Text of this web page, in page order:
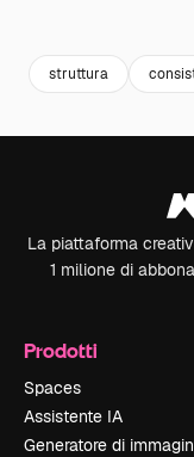
struttura
La piattaforma
1 milione di
Prodotti
Spaces
Assistente IA
Generatore di